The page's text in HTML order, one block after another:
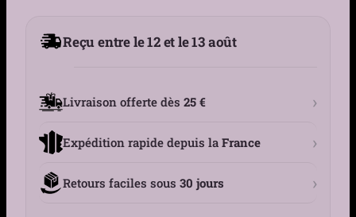
Taille
Haute
Reçu entre le 12 et le 13 août
Livraison offerte dès 25 € ›
Expédition rapide depuis la France ›
Retours faciles sous 30 jours ›